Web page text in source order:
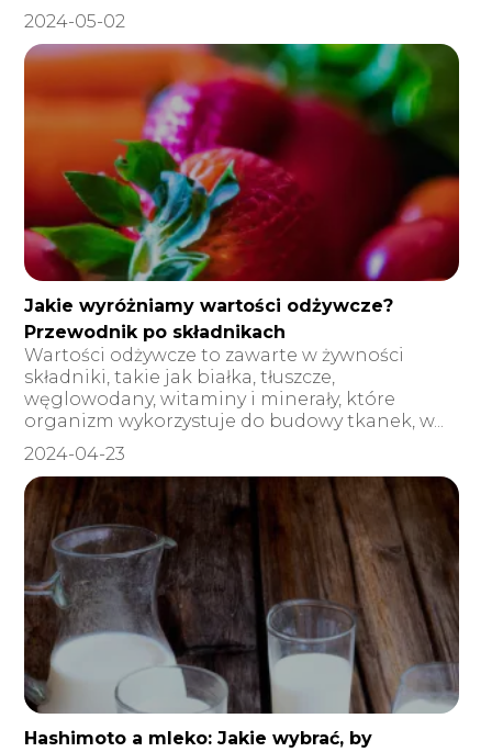
2024-05-02
Jakie wyróżniamy wartości odżywcze?
Przewodnik po składnikach
Wartości odżywcze to zawarte w żywności
składniki, takie jak białka, tłuszcze,
węglowodany, witaminy i minerały, które
organizm wykorzystuje do budowy tkanek, w...
2024-04-23
Hashimoto a mleko: Jakie wybrać, by